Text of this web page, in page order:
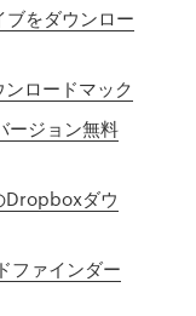
をダウンロー
ロードマック
ージョン無料
Dropboxダウ
ファインダー